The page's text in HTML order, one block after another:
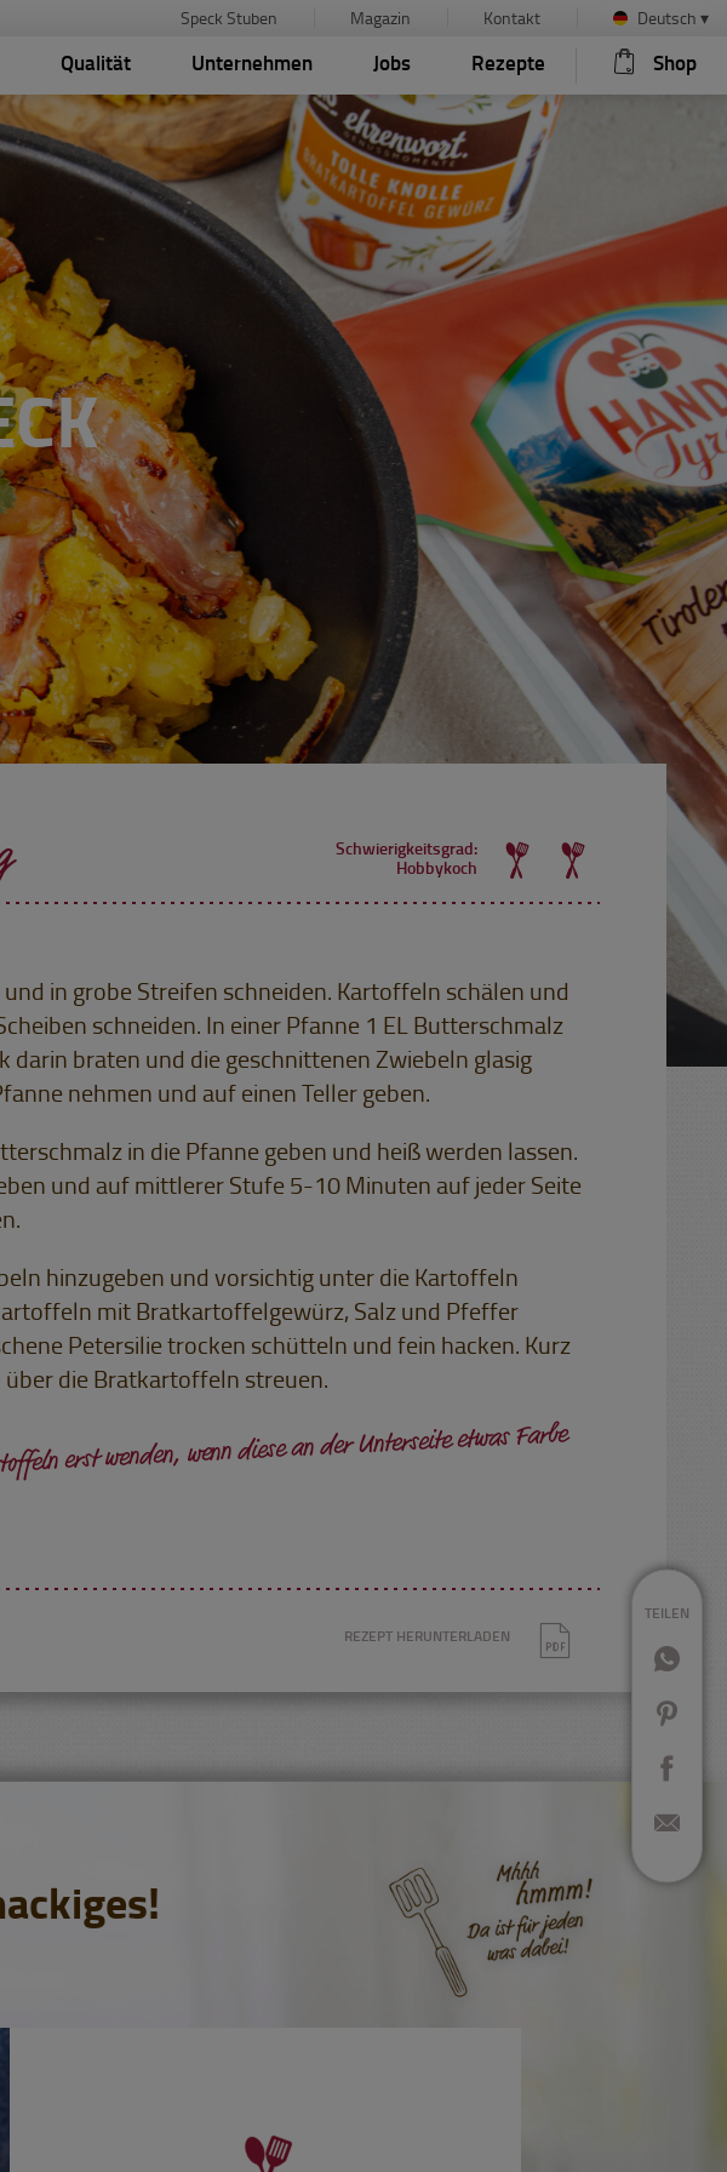
Speck Stuben Magazin Kontakt Deutsch ▾
Qualität Unternehmen Jobs Rezepte Shop
TEILEN
Schwierigkeitsgrad:
Hobbykoch
in grobe Streifen schneiden. Kartoffeln schälen und
schneiden. In einer Pfanne 1 EL Butterschmalz
darin braten und die geschnittenen Zwiebeln glasig
nehmen und auf einen Teller geben.
in die Pfanne geben und heiß werden lassen.
und auf mittlerer Stufe 5-10 Minuten auf jeder Seite
hinzugeben und vorsichtig unter die Kartoffeln
mit Bratkartoffelgewürz, Salz und Pfeffer
Petersilie trocken schütteln und fein hacken. Kurz
die Bratkartoffeln streuen.
erst wenden, wenn diese an der Unterseite etwas Farbe
REZEPT HERUNTERLADEN